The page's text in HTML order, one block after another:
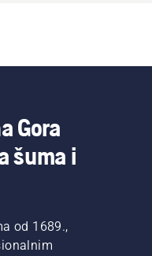
Gora
šuma i
od 1689.,